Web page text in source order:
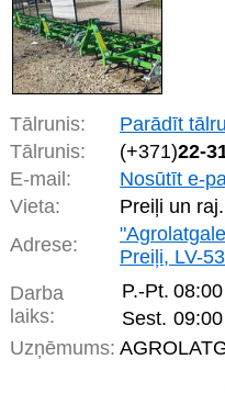
Tālrunis:
Parādīt
Tālrunis:
(+371)22-
E-mail:
Nosūtīt e-
Vieta:
Preiļi un
Adrese:
Preiļi, LV-
Darba
laiks:
P.-Pt.
Sest.
Uzņēmums: